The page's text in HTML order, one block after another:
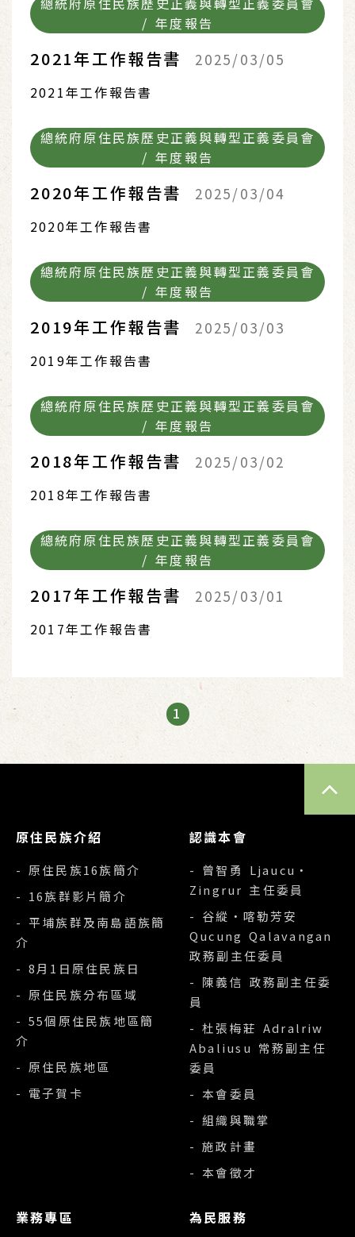
/ 年度報告
2021年工作報告書 2025/03/05
2021年工作報告書
總統府原住民族歷史正義與轉型正義委員會
/ 年度報告
2020年工作報告書 2025/03/04
2020年工作報告書
總統府原住民族歷史正義與轉型正義委員會
/ 年度報告
2019年工作報告書 2025/03/03
2019年工作報告書
總統府原住民族歷史正義與轉型正義委員會
/ 年度報告
2018年工作報告書 2025/03/02
2018年工作報告書
總統府原住民族歷史正義與轉型正義委員會
/ 年度報告
2017年工作報告書 2025/03/01
2017年工作報告書
1
原住民族介紹
- 原住民族16族簡介
- 16族群影片簡介
- 平埔族群及南島語族簡
介
- 8月1日原住民族日
- 原住民族分布區域
- 55個原住民族地區簡
介
- 原住民族地區
- 電子賀卡
認識本會
- 曾智勇 Ljaucu‧
Zingrur 主任委員
- 谷縱‧喀勒芳安
Qucung Qalavangan
政務副主任委員
- 陳義信 政務副主任委
員
- 杜張梅莊 Adralriw
Abaliusu 常務副主任
委員
- 本會委員
- 組織與職掌
- 施政計畫
- 本會徵才
業務專區 為民服務